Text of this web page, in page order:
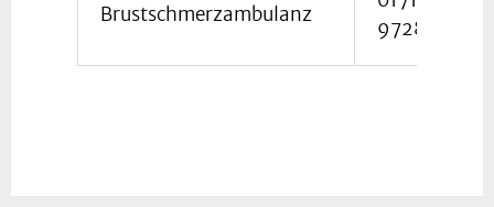
Brustschmerzambulanz
9728714